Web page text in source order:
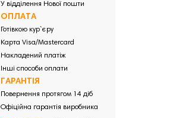
У відділення Нової пошти
ОПЛАТА
Готівкою кур`єру
Карта Visa/Mastercard
Накладений платіж
Інші способи оплати
ГАРАНТІЯ
Повернення протягом 14 діб
Офіційна гарантія виробника